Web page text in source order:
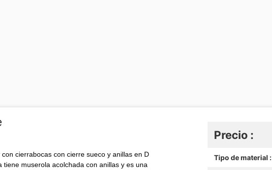
cierrabocas con cierre sueco y anillas en D
muserola acolchada con anillas y es una
Precio :
Tipo de material :